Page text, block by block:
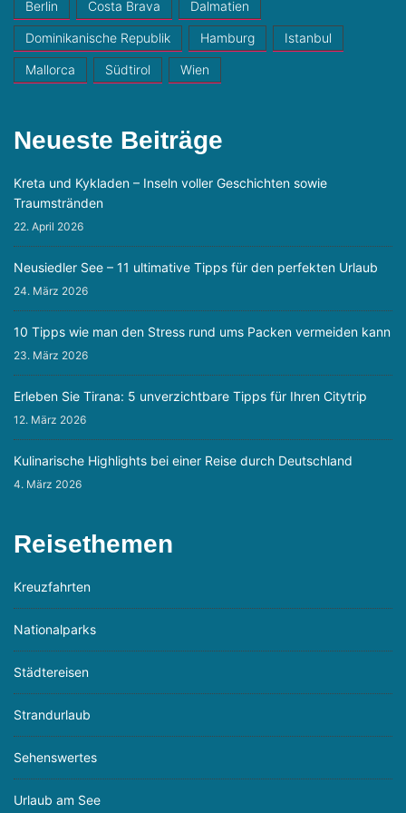
Berlin Costa Brava Dalmatien
Dominikanische Republik Hamburg Istanbul
Mallorca Südtirol Wien
Neueste Beiträge
Kreta und Kykladen – Inseln voller Geschichten sowie
Traumstränden
22. April 2026
Neusiedler See – 11 ultimative Tipps für den perfekten Urlaub
24. März 2026
10 Tipps wie man den Stress rund ums Packen vermeiden kann
23. März 2026
Erleben Sie Tirana: 5 unverzichtbare Tipps für Ihren Citytrip
12. März 2026
Kulinarische Highlights bei einer Reise durch Deutschland
4. März 2026
Reisethemen
Kreuzfahrten
Nationalparks
Städtereisen
Strandurlaub
Sehenswertes
Urlaub am See